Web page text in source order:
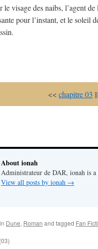
le visage des naibs, l’agent
pour l’instant, et le soleil
<< chapitre 03 ||
About ionah
Administrateur de DAR, ionah is
View all posts by ionah →
Dune, Roman and tagged Fan